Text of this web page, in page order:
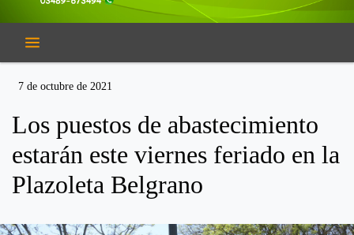
7 de octubre de 2021
Los puestos de abastecimiento
estarán este viernes feriado en la
Plazoleta Belgrano